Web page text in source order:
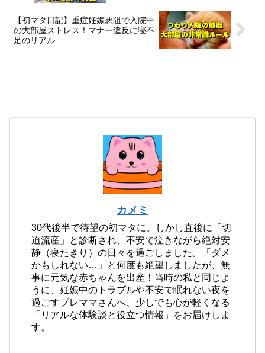
【初マタ日記】重症妊娠悪阻で入院中
の大部屋ストレス！マナー違反に寝不
足のリアル
カメミ
30代後半で待望の初マタに。しかし直後に「切
迫流産」と診断され、不安で泣きながら絶対安
静（寝たきり）の日々を過ごしました。「ダメ
かもしれない…」と何度も絶望しましたが、無
事に元気な赤ちゃんを出産！当時の私と同じよ
うに、妊娠中のトラブルや不安で眠れない夜を
過ごすプレママさんへ、少しでも心が軽くなる
「リアルな体験談と役立つ情報」をお届けしま
す。